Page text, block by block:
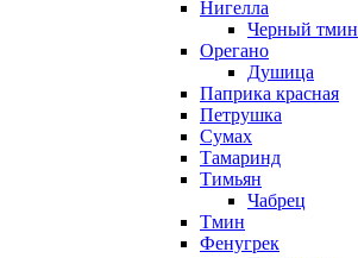
Нигелла
Черный тмин
Орегано
Душица
Паприка красная
Петрушка
Сумах
Тамаринд
Тимьян
Чабрец
Тмин
Фенугрек